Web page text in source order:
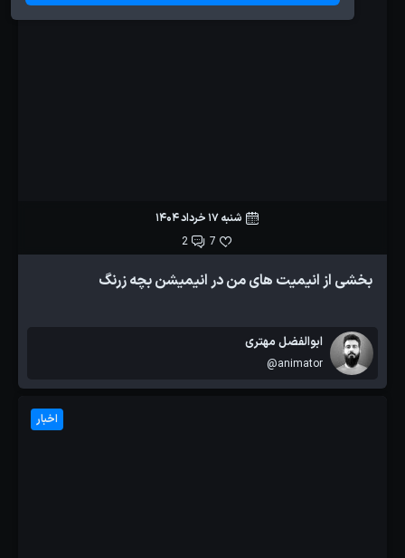
شنبه 17 خرداد 1404
7
2
بخشی از انیمیت های من در انیمیشن بچه زرنگ
ابوالفضل مهتری
@animator
اخبار